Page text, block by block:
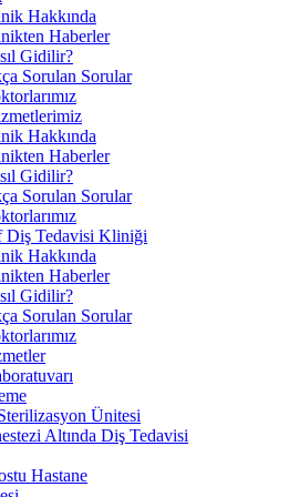
Hakkında
Haberler
Gidilir?
Sorulan Sorular
Hakkında
Haberler
Gidilir?
Sorulan Sorular
Diş Tedavisi Kliniği
Hakkında
Haberler
Gidilir?
Sorulan Sorular
Ünitesi
Altında Diş Tedavisi
Hastane